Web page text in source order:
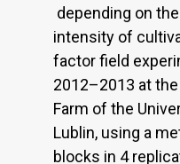
depending on
intensity of
factor field
2012–2013 at
Farm of the
Lublin, using a
blocks in 4